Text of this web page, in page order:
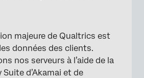
des données
majeure de Qualtrics est
données des clients.
nos serveurs à l’aide de la
d’Akamai et de